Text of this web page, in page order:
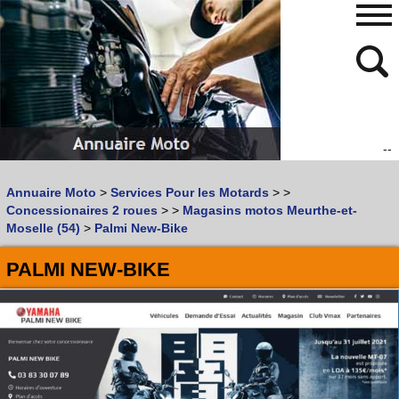
--
Vous recherchez un garage MOTOouSCOOTER
Quoi :
Où :
Trouver un garage Moto !
Retrouvez dans votre VILLE
les bonnes adresses deL'ANNUAIRE MOTO & SCOOTER
480
768
Annuaire Moto > Services Pour les Motards > >
Concessionaires 2 roues > > Magasins motos Meurthe-et-
Moselle (54) > Palmi New-Bike
PALMI NEW-BIKE